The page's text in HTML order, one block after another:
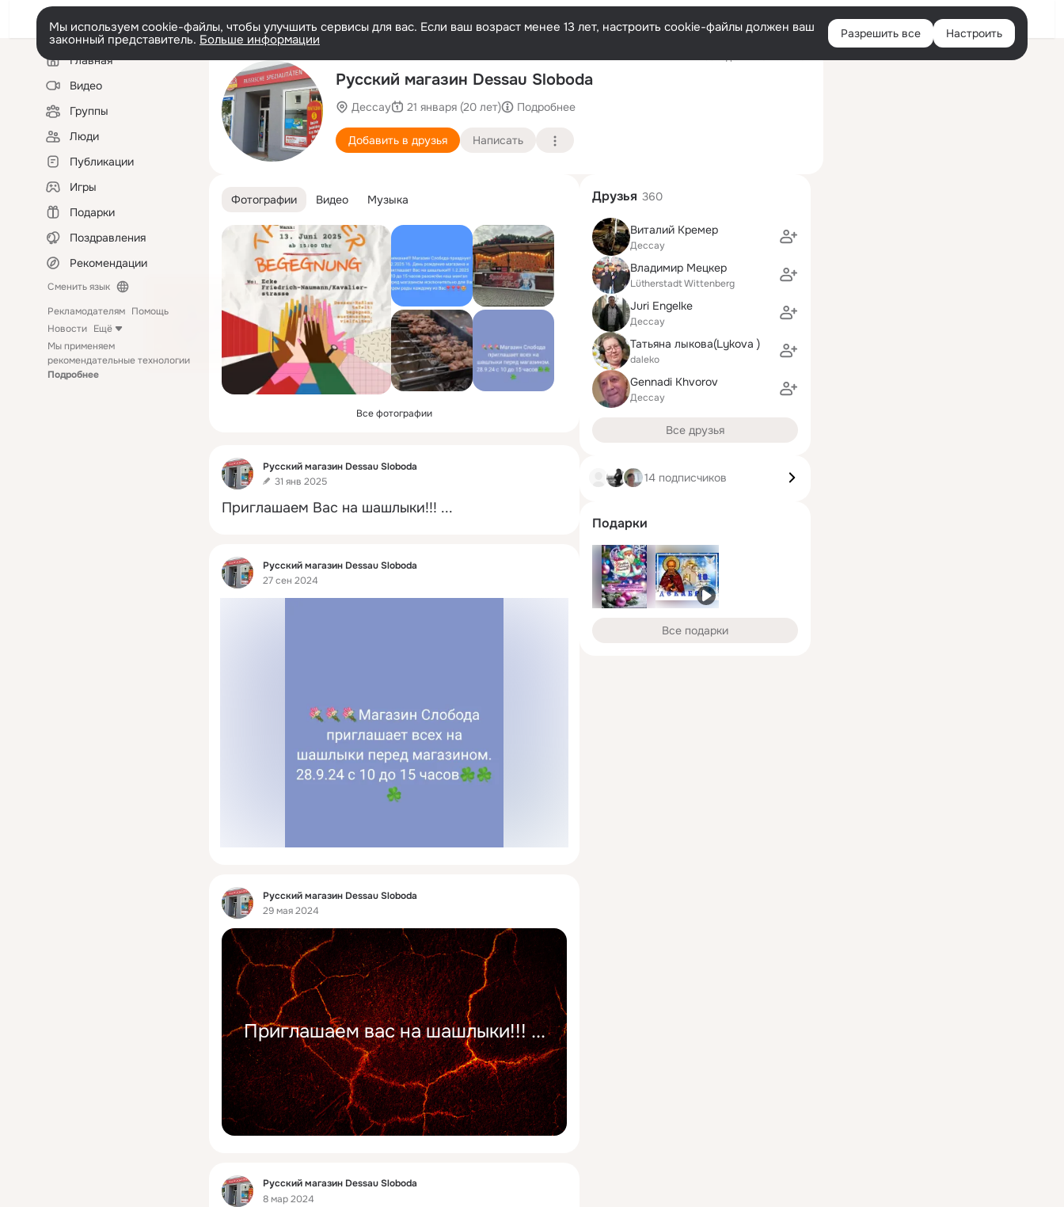
Войти
Мы используем cookie-файлы, чтобы улучшить сервисы для вас. Если ваш возраст менее 13 лет, настроить cookie-файлы должен ваш
законный представитель. Больше информации Разрешить все Настроить
Левая
колонкаГлавная
Видео
Группы
Люди
Публикации
Игры
Подарки
Поздравления
Рекомендации
Сменить язык
Рекламодателям Помощь
Новости Ещё
Мы применяем
рекомендательные технологии
Подробнее
Русский магазин Dessau Sloboda
Дессау 21 января (20 лет) Подробнее
Добавить в друзья Написать
Фотографии Видео Музыка
Все фотографии
Фид
Русский магазин Dessau Sloboda
31 янв 2025
Приглашаем Вас на шашлыки!!! ...
Фид
Русский магазин Dessau Sloboda
27 сен 2024
Фид
Русский магазин Dessau Sloboda
29 мая 2024
Приглашаем вас на шашлыки!!! ...
Фид
Русский магазин Dessau Sloboda
8 мар 2024
Друзья 360
Виталий Кремер
Дессау
Владимир Мецкер
Lütherstadt Wittenberg
Juri Engelke
Дессау
Татьяна лыкова(Lykova )
daleko
Gennadi Khvorov
Дессау
Все друзья
14 подписчиков
Подарки
Все подарки